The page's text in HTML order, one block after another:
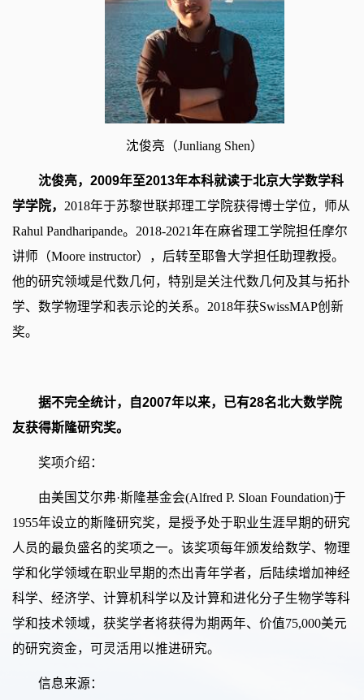
沈俊亮（Junliang Shen）
沈俊亮，2009年至2013年本科就读于北京大学数学科
学学院， 2018年于苏黎世联邦理工学院获得博士学位，师从
Rahul Pandharipande。2018-2021年在麻省理工学院担任摩尔
讲师（Moore instructor），后转至耶鲁大学担任助理教授。
他的研究领域是代数几何，特别是关注代数几何及其与拓扑
学、数学物理学和表示论的关系。2018年获SwissMAP创新
奖。
据不完全统计，自2007年以来，已有28名北大数学院
友获得斯隆研究奖。
奖项介绍：
由美国艾尔弗·斯隆基金会(Alfred P. Sloan Foundation)于
1955年设立的斯隆研究奖，是授予处于职业生涯早期的研究
人员的最负盛名的奖项之一。该奖项每年颁发给数学、物理
学和化学领域在职业早期的杰出青年学者，后陆续增加神经
科学、经济学、计算机科学以及计算和进化分子生物学等科
学和技术领域，获奖学者将获得为期两年、价值75,000美元
的研究资金，可灵活用以推进研究。
信息来源：